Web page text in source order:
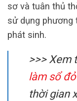
sơ và tuân thủ
sử dụng phương
phát sinh.
>>> Xem
làm sổ
thời gian